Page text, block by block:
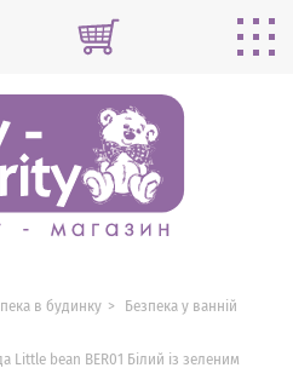
в будинку
Безпека у ванній
Little bean BER01 Білий із зеленим